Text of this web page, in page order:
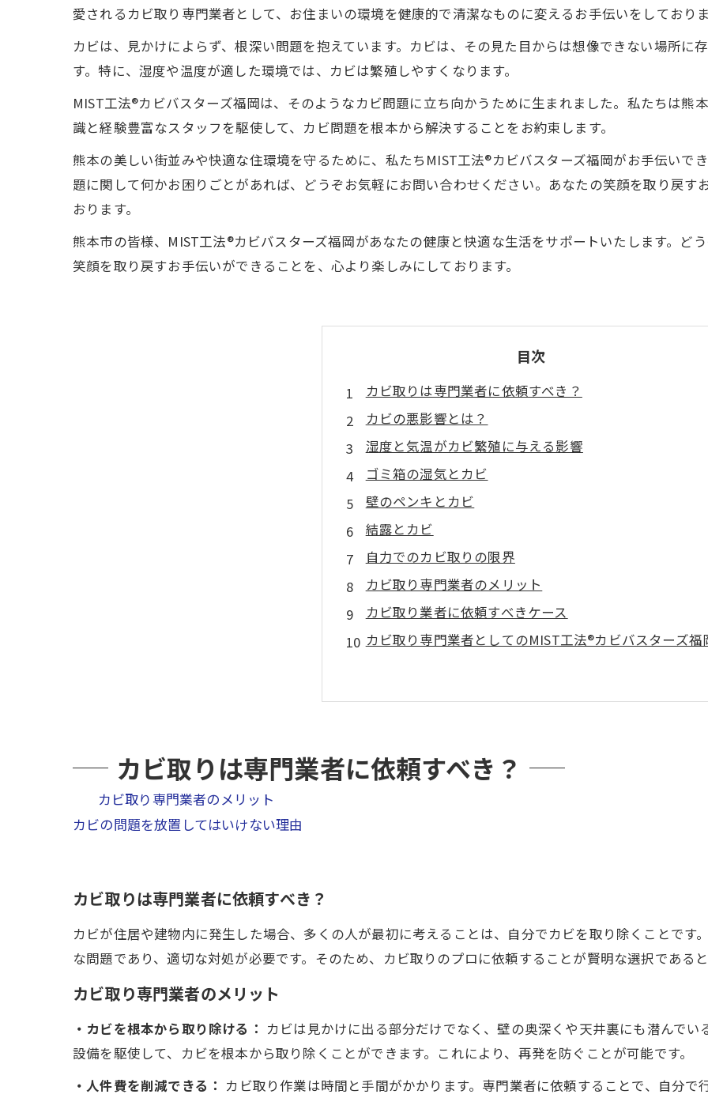
愛されるカビ取り専門業者として、お住まいの環境を健康的で清潔なものに変えるお手伝いをしており
カビは、見かけによらず、根深い問題を抱えています。カビは、その見た目からは想像できない場所に
す。特に、湿度や温度が適した環境では、カビは繁殖しやすくなります。
MIST工法®カビバスターズ福岡は、そのようなカビ問題に立ち向かうために生まれました。私たちは熊
識と経験豊富なスタッフを駆使して、カビ問題を根本から解決することをお約束します。
熊本の美しい街並みや快適な住環境を守るために、私たちMIST工法®カビバスターズ福岡がお手伝いで
題に関して何かお困りごとがあれば、どうぞお気軽にお問い合わせください。あなたの笑顔を取り戻
おります。
熊本市の皆様、MIST工法®カビバスターズ福岡があなたの健康と快適な生活をサポートいたします。ど
笑顔を取り戻すお手伝いができることを、心より楽しみにしております。
目次
カビ取りは専門業者に依頼すべき？
カビの悪影響とは？
湿度と気温がカビ繁殖に与える影響
ゴミ箱の湿気とカビ
壁のペンキとカビ
結露とカビ
自力でのカビ取りの限界
カビ取り専門業者のメリット
カビ取り業者に依頼すべきケース
カビ取り専門業者としてのMIST工法®カビバスターズ福
カビ取りは専門業者に依頼すべき？
カビ取り専門業者のメリット
カビの問題を放置してはいけない理由
カビ取りは専門業者に依頼すべき？
カビが住居や建物内に発生した場合、多くの人が最初に考えることは、自分でカビを取り除くことです
な問題であり、適切な対処が必要です。そのため、カビ取りのプロに依頼することが賢明な選択である
カビ取り専門業者のメリット
・カビを根本から取り除ける： カビは見かけに出る部分だけでなく、壁の奥深くや天井裏にも潜んで
設備を駆使して、カビを根本から取り除くことができます。これにより、再発を防ぐことが可能です。
・人件費を削減できる： カビ取り作業は時間と手間がかかります。専門業者に依頼することで、自分